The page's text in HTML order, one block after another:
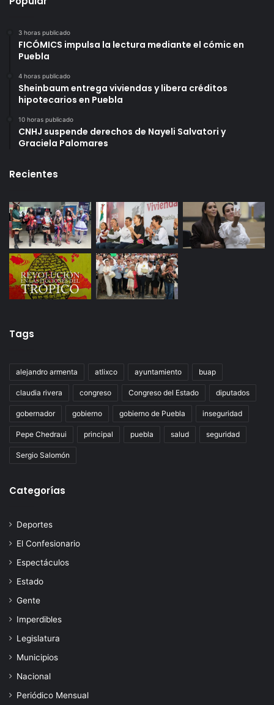
3 horas publicado
FICÓMICS impulsa la lectura mediante el cómic en
Puebla
4 horas publicado
Sheinbaum entrega viviendas y libera créditos
hipotecarios en Puebla
10 horas publicado
CNHJ suspende derechos de Nayeli Salvatori y
Graciela Palomares
Recientes
Tags
alejandro armenta atlixco ayuntamiento buap
claudia rivera congreso Congreso del Estado diputados
gobernador gobierno gobierno de Puebla inseguridad
Pepe Chedraui principal puebla salud seguridad
Sergio Salomón
Categorías
Deportes
El Confesionario
Espectáculos
Estado
Gente
Imperdibles
Legislatura
Municipios
Nacional
Periódico Mensual